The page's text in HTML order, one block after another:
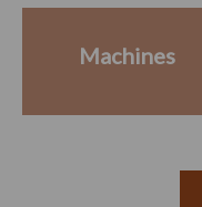
Machines